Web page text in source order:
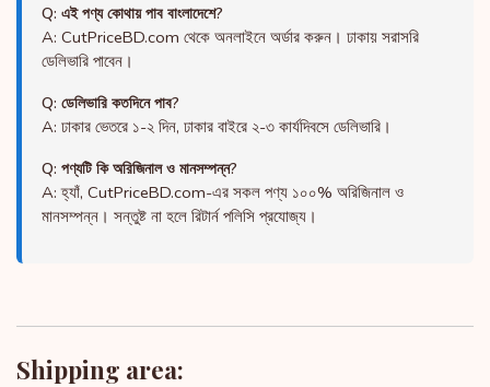
Q: এই পণ্য কোথায় পাব বাংলাদেশে?
A: CutPriceBD.com থেকে অনলাইনে অর্ডার করুন। ঢাকায় সরাসরি
ডেলিভারি পাবেন।
Q: ডেলিভারি কতদিনে পাব?
A: ঢাকার ভেতরে ১-২ দিন, ঢাকার বাইরে ২-৩ কার্যদিবসে ডেলিভারি।
Q: পণ্যটি কি অরিজিনাল ও মানসম্পন্ন?
A: হ্যাঁ, CutPriceBD.com-এর সকল পণ্য ১০০% অরিজিনাল ও
মানসম্পন্ন। সন্তুষ্ট না হলে রিটার্ন পলিসি প্রযোজ্য।
Shipping area: